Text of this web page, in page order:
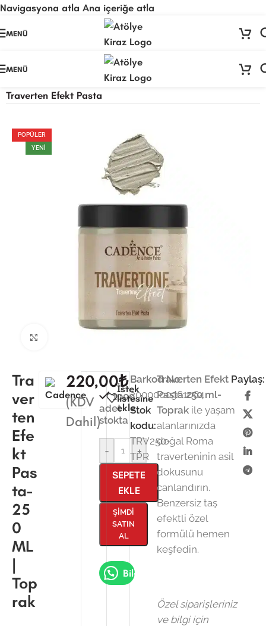
Navigasyona atla Ana içeriğe atla
🚨ÖNEMLİ DUYURU: Sektörel sezon çalışma takvimimiz nedeniyle24
tarihleri arasında atölyemiz kapalıdır. 🛒
Sitemizden sipariş vermeye devam edebilirsiniz; tüm kargolarınız
itibarıyla sırayla kargolanacaktır. 🍒
MENÜ
MENÜ
Hobi Yardımcı Malzemeler
Traverten Efekt Pasta
POPÜLER
YENI
Tra
ver
ten
Efe
kt
Pas
ta-
25
0
ML
|
Top
rak
220,00₺
(KDV
Dahil)
1000
adet
stokta
- +
SEPETE
EKLE
ŞIMDI
SATIN
AL
Bilgi Al
İstek
listesine
ekle
Barkod No:
2000000961064
Stok
kodu:
TRV250-
TPR
Traverten Efekt
Pasta 250 ml-
Toprakile yaşam
alanlarınızda
doğal Roma
traverteninin asil
dokusunu
canlandırın.
Benzersiz taş
efektli özel
formülü hemen
keşfedin.
Özel siparişleriniz
ve bilgi için
Paylaş: